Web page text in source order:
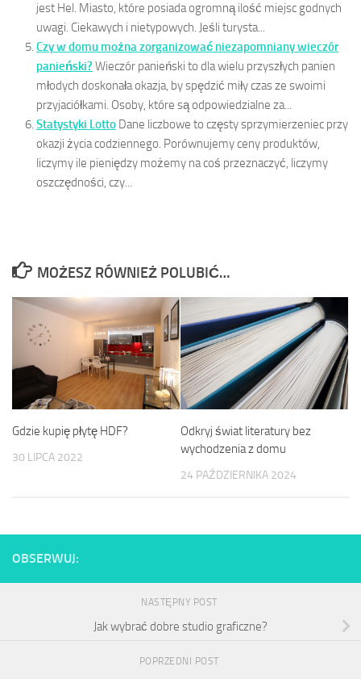
jest Hel. Miasto, które posiada ogromną ilość miejsc godnych
uwagi. Ciekawych i nietypowych. Jeśli turysta...
Czy w domu można zorganizować niezapomniany wieczór
panieński? Wieczór panieński to dla wielu przyszłych panien
młodych doskonała okazja, by spędzić miły czas ze swoimi
przyjaciółkami. Osoby, które są odpowiedzialne za...
Statystyki Lotto Dane liczbowe to częsty sprzymierzeniec przy
okazji życia codziennego. Porównujemy ceny produktów,
liczymy ile pieniędzy możemy na coś przeznaczyć, liczymy
oszczędności, czy...
MOŻESZ RÓWNIEŻ POLUBIĆ…
Gdzie kupię płytę HDF?
30 LIPCA 2022
Odkryj świat literatury bez
wychodzenia z domu
24 PAŹDZIERNIKA 2024
OBSERWUJ:
NASTĘPNY POST
Jak wybrać dobre studio graficzne?
POPRZEDNI POST